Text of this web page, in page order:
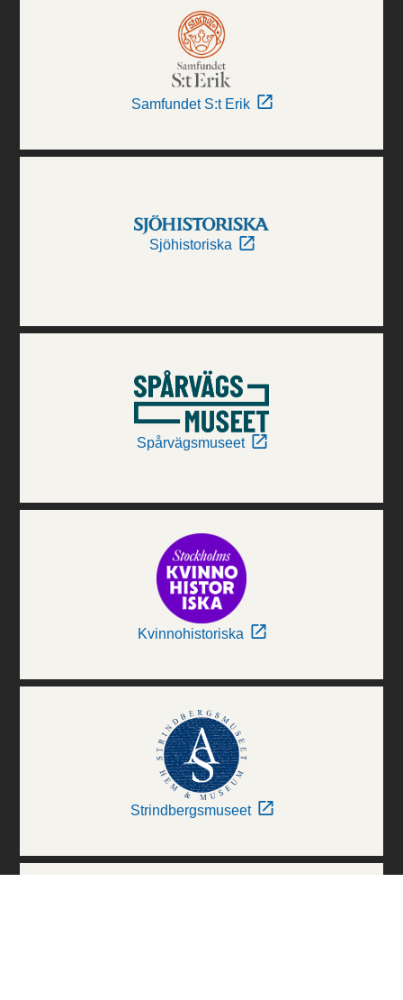
Samfundet S:t Erik
Sjöhistoriska
Spårvägsmuseet
Kvinnohistoriska
Strindbergsmuseet